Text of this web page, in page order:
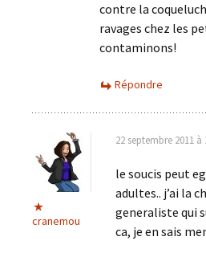
contre la
ravages chez les
contaminons!
Répondre
cranemou
22 septembre 2011 à
le soucis peut
adultes.. j’ai la
generaliste qui
ca, je en sais